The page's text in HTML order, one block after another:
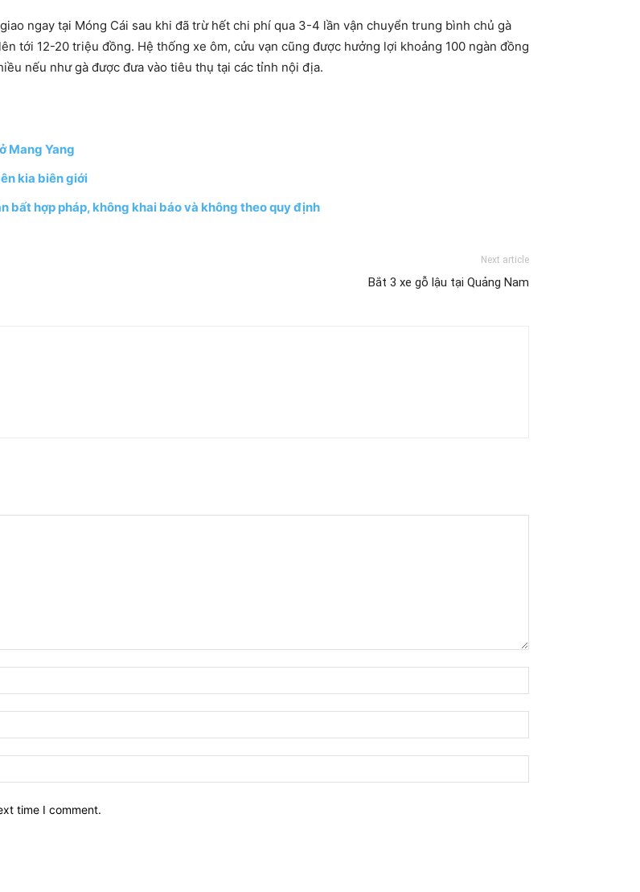
ngay tại Móng Cái sau khi đã trừ hết chi phí qua 3-4 lần vận chuyển trung bình chủ gà
tới 12-20 triệu đồng. Hệ thống xe ôm, cửu vạn cũng được hưởng lợi khoảng 100 ngàn đồng
nếu như gà được đưa vào tiêu thụ tại các tỉnh nội địa.
Mang Yang
kia biên giới
bất hợp pháp, không khai báo và không theo quy định
Next article
Bắt 3 xe gỗ lậu tại Quảng Nam
time I comment.